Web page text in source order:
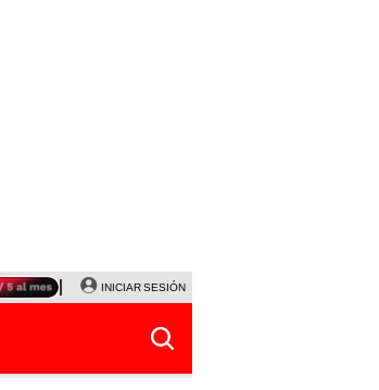
SALDAÑA LA BELLA LUZ
INICIAR SESIÓN